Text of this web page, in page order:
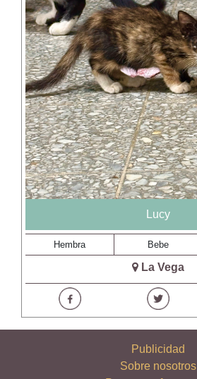
Lucy
Hembra Bebe
La Vega
Publicidad
Sobre nosotros